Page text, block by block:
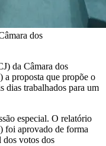
dos
da Câmara dos
a proposta que propõe o
dias trabalhados para um
especial. O relatório
foi aprovado de forma
dos votos dos